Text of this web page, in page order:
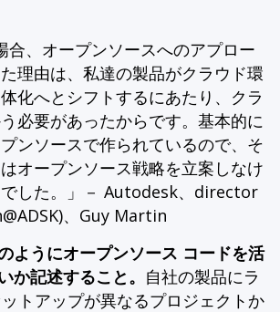
合、オープンソースへのアプロー
理由は、私達の製品がクラウド環
化へとシフトするにあたり、クラ
必要があったからです。基本的に
ンソースで作られているので、そ
オープンソース戦略を立案しなけ
した。」－ Autodesk、director
、Guy Martin
ようにオープンソース コードを活
か記述すること。 自社の製品にラ
トアップが異なるプロジェクトか